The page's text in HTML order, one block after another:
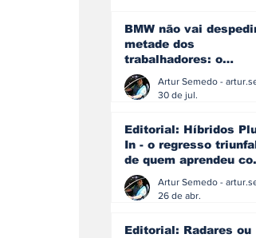
BMW não vai
metade dos
trabalhadores: o
problema é o
que muitos decidiram
30 de jul.
Editorial: Híbridos
In - o regresso
de quem aprendeu
os erros do passado
26 de abr.
Editorial: Radares ou